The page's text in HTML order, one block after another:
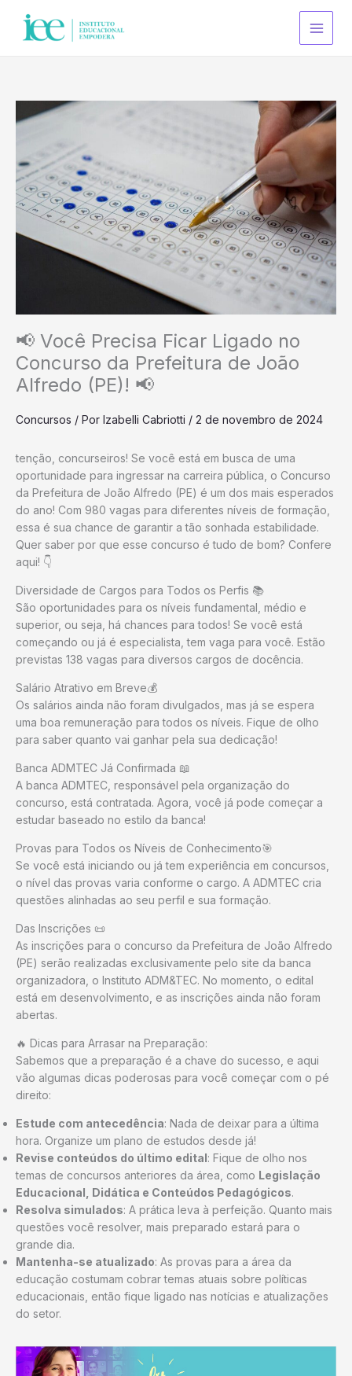
📢 Você Precisa Ficar Ligado no
Concurso da Prefeitura de João
Alfredo (PE)! 📢
Concursos / Por Izabelli Cabriotti / 2 de novembro de 2024
tenção, concurseiros! Se você está em busca de uma
oportunidade para ingressar na carreira pública, o Concurso
da Prefeitura de João Alfredo (PE) é um dos mais esperados
do ano! Com 980 vagas para diferentes níveis de formação,
essa é sua chance de garantir a tão sonhada estabilidade.
Quer saber por que esse concurso é tudo de bom? Confere
aqui! 👇
Diversidade de Cargos para Todos os Perfis 📚
São oportunidades para os níveis fundamental, médio e
superior, ou seja, há chances para todos! Se você está
começando ou já é especialista, tem vaga para você. Estão
previstas 138 vagas para diversos cargos de docência.
Salário Atrativo em Breve💰
Os salários ainda não foram divulgados, mas já se espera
uma boa remuneração para todos os níveis. Fique de olho
para saber quanto vai ganhar pela sua dedicação!
Banca ADMTEC Já Confirmada 📖
A banca ADMTEC, responsável pela organização do
concurso, está contratada. Agora, você já pode começar a
estudar baseado no estilo da banca!
Provas para Todos os Níveis de Conhecimento🎯
Se você está iniciando ou já tem experiência em concursos,
o nível das provas varia conforme o cargo. A ADMTEC cria
questões alinhadas ao seu perfil e sua formação.
Das Inscrições 📜
As inscrições para o concurso da Prefeitura de João Alfredo
(PE) serão realizadas exclusivamente pelo site da banca
organizadora, o Instituto ADM&TEC. No momento, o edital
está em desenvolvimento, e as inscrições ainda não foram
abertas.
🔥 Dicas para Arrasar na Preparação:
Sabemos que a preparação é a chave do sucesso, e aqui
vão algumas dicas poderosas para você começar com o pé
direito:
Estude com antecedência: Nada de deixar para a última
hora. Organize um plano de estudos desde já!
Revise conteúdos do último edital: Fique de olho nos
temas de concursos anteriores da área, como Legislação
Educacional, Didática e Conteúdos Pedagógicos.
Resolva simulados: A prática leva à perfeição. Quanto mais
questões você resolver, mais preparado estará para o
grande dia.
Mantenha-se atualizado: As provas para a área da
educação costumam cobrar temas atuais sobre políticas
educacionais, então fique ligado nas notícias e atualizações
do setor.
c
h